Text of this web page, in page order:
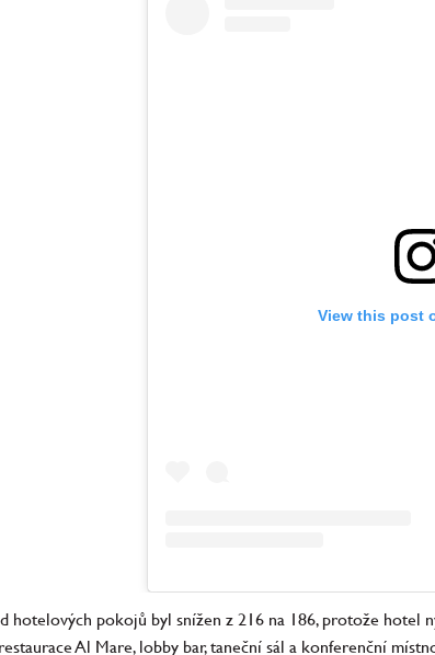
View this post
hotelových pokojů byl snížen z 216 na 186, protože hotel
Al Mare, lobby bar, taneční sál a konferenční